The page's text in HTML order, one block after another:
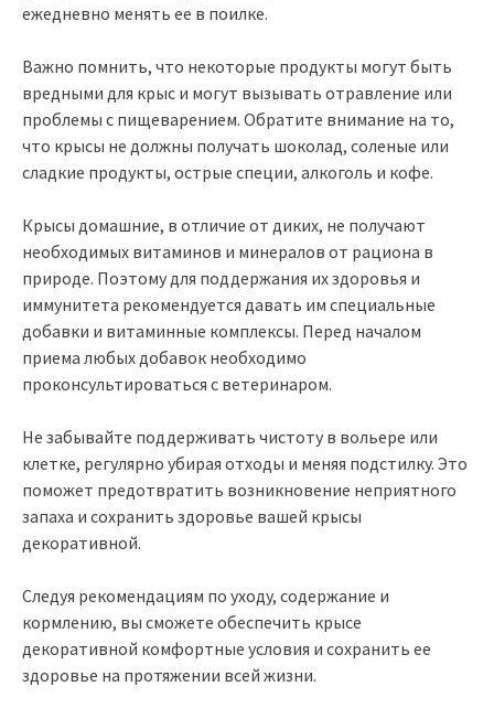
ежедневно менять ее в поилке.
Важно помнить, что некоторые продукты могут быть
вредными для крыс и могут вызывать отравление или
проблемы с пищеварением. Обратите внимание на то,
что крысы не должны получать шоколад, соленые или
сладкие продукты, острые специи, алкоголь и кофе.
Крысы домашние, в отличие от диких, не получают
необходимых витаминов и минералов от рациона в
природе. Поэтому для поддержания их здоровья и
иммунитета рекомендуется давать им специальные
добавки и витаминные комплексы. Перед началом
приема любых добавок необходимо
проконсультироваться с ветеринаром.
Не забывайте поддерживать чистоту в вольере или
клетке, регулярно убирая отходы и меняя подстилку. Это
поможет предотвратить возникновение неприятного
запаха и сохранить здоровье вашей крысы
декоративной.
Следуя рекомендациям по уходу, содержание и
кормлению, вы сможете обеспечить крысе
декоративной комфортные условия и сохранить ее
здоровье на протяжении всей жизни.